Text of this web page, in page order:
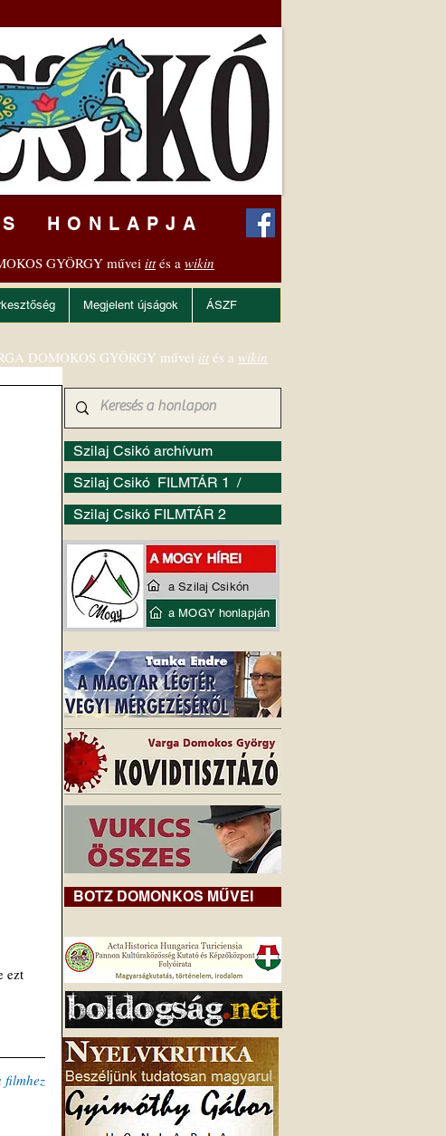
HONLAPJA
GYÖRGY művei ittés a wikin
Megjelent újságok ÁSZF
ezt
filmhez
Szilaj Csikó archívum
Szilaj Csikó FILMTÁR 1 /
Szilaj Csikó FILMTÁR 2
DOMOKOS GYÖRGY művei itt és a wikin
BOTZ DOMONKOS MŰVEI
a Szilaj Csikón
a MOGY honlapján